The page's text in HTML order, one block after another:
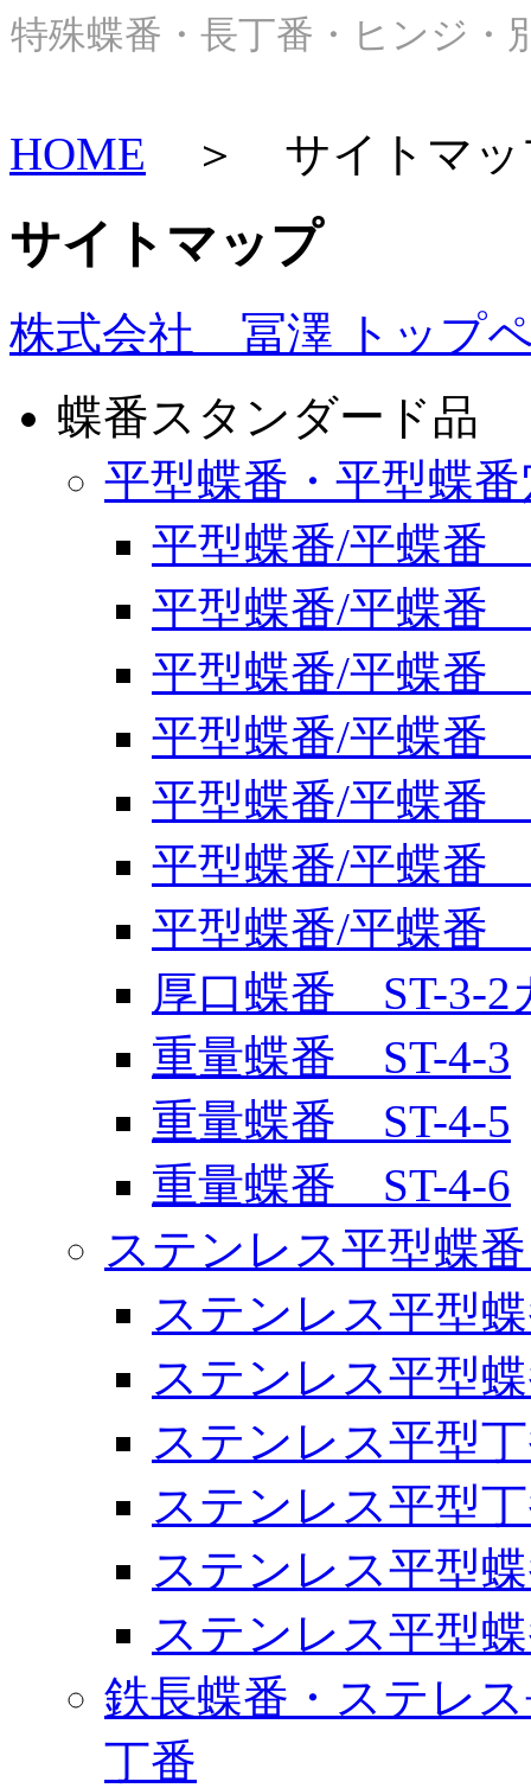
特殊蝶番・長丁番・ヒンジ・
HOME ＞ サイトマッ
サイトマップ
株式会社 冨澤 トップ
蝶番スタンダード品
平型蝶番・平型蝶
平型蝶番/平蝶番
平型蝶番/平蝶番
平型蝶番/平蝶番
平型蝶番/平蝶番
平型蝶番/平蝶
平型蝶番/平蝶
平型蝶番/平蝶
厚口蝶番 ST-3-2
重量蝶番 ST-4-3
重量蝶番 ST-4-5
重量蝶番 ST-4-6
ステンレス平型蝶
ステンレス平型
ステンレス平型
ステンレス平型
ステンレス平型
ステンレス平型
ステンレス平型
鉄長蝶番・ステレ
丁番